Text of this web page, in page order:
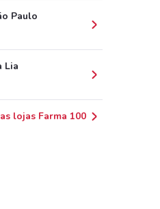
Paulo
Lia
lojas Farma 100